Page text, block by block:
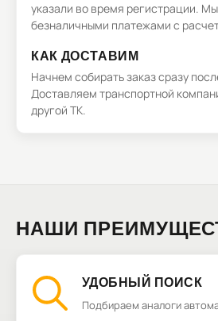
указали во время регистрации.
безналичными платежами с
КАК ДОСТАВИМ
Начнем собирать заказ сразу
Доставляем транспортной
другой ТК.
НАШИ
УДОБНЫЙ ПОИСК
Подбираем аналоги